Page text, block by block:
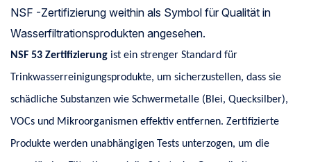
NSF -Zertifizierung weithin als Symbol für Qualität in
Wasserfiltrationsprodukten angesehen.
NSF 53 Zertifizierung ist ein strenger Standard für
Trinkwasserreinigungsprodukte, um sicherzustellen, dass sie
schädliche Substanzen wie Schwermetalle (Blei, Quecksilber),
VOCs und Mikroorganismen effektiv entfernen. Zertifizierte
Produkte werden unabhängigen Tests unterzogen, um die